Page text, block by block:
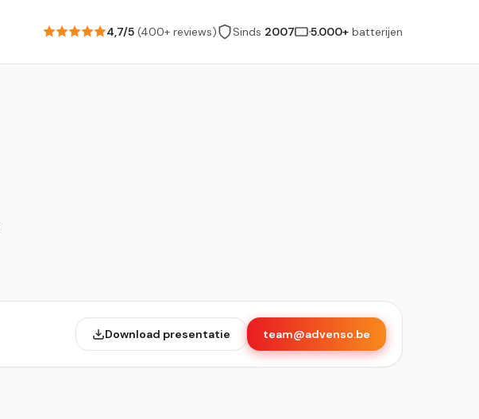
4,7/5 (400+ reviews) Sinds 2007 5.000+ batterijen
Download presentatie team@advenso.be